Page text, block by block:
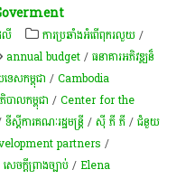
លី ការប្រឆាំងអំពើពុករលួយ /
annual budget /ធនាគារអភិវឌ្ឍន៏
ទេសកម្ពុជា /Cambodia
ភិបាលកម្ពុជា /Center for the
ទីស្តីការគណៈរដ្ឋមន្រ្តី /ស៊ី ភី ភី /ជំនួយ
partners /
សេចក្តីព្រាងច្បាប់ /Elena